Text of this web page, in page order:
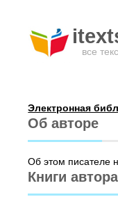
все
Электронная
Об авторе
Об этом писателе
Книги